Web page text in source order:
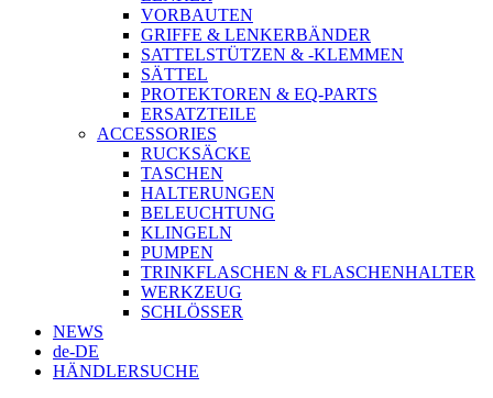
VORBAUTEN
GRIFFE & LENKERBÄNDER
SATTELSTÜTZEN & -KLEMMEN
SÄTTEL
PROTEKTOREN & EQ-PARTS
ERSATZTEILE
ACCESSORIES
RUCKSÄCKE
TASCHEN
HALTERUNGEN
BELEUCHTUNG
KLINGELN
PUMPEN
TRINKFLASCHEN & FLASCHENHALTER
WERKZEUG
SCHLÖSSER
NEWS
de-DE
HÄNDLERSUCHE